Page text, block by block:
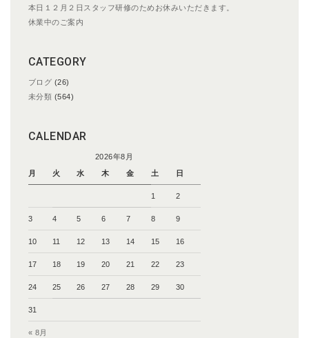
本日１２月２日スタッフ研修のためお休みいただきます。
休業中のご案内
CATEGORY
ブログ (26)
未分類 (564)
CALENDAR
2026年8月
月
火 水 木 金 土 日
1 2
3 4 5 6 7 8 9
10 11 12 13 14 15 16
17 18 19 20 21 22 23
24 25 26 27 28 29 30
31
« 8月